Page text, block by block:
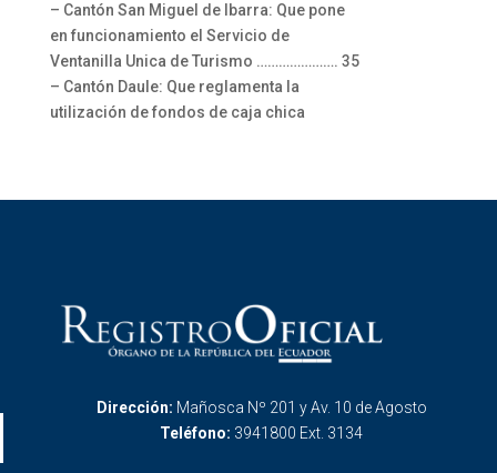
– Cantón San Miguel de Ibarra: Que pone
en funcionamiento el Servicio de
Ventanilla Unica de Turismo …………………. 35
– Cantón Daule: Que reglamenta la
utilización de fondos de caja chica
Dirección: Mañosca Nº 201 y Av. 10 de Agosto
Teléfono: 3941800 Ext. 3134